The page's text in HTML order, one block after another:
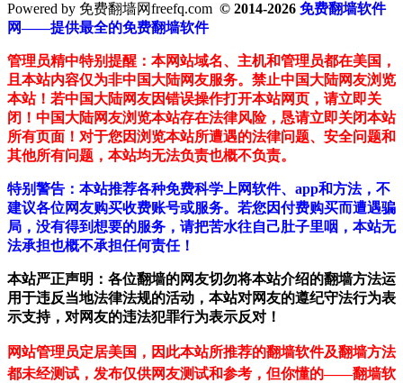
Powered by 免费翻墙网freefq.com © 2014-2026 免费翻墙软件
网——提供最全的免费翻墙软件
管理员精中特别提醒：本网站域名、主机和管理员都在美国，
且本站内容仅为非中国大陆网友服务。禁止中国大陆网友浏览
本站！若中国大陆网友因错误操作打开本站网页，请立即关
闭！中国大陆网友浏览本站存在法律风险，恳请立即关闭本站
所有页面！对于您因浏览本站所遭遇的法律问题、安全问题和
其他所有问题，本站均无法负责也概不负责。
特别警告：本站推荐各种免费科学上网软件、app和方法，不
建议各位网友购买收费账号或服务。若您因付费购买而遭遇骗
局，没有得到想要的服务，请把苦水往自己肚子里咽，本站无
法承担也概不承担任何责任！
本站严正声明：各位翻墙的网友切勿将本站介绍的翻墙方法运
用于违反当地法律法规的活动，本站对网友的遵纪守法行为表
示支持，对网友的违法犯罪行为表示反对！
网站管理员定居美国，因此本站所推荐的翻墙软件及翻墙方法
都未经测试，发布仅供网友测试和参考，但你懂的——翻墙软